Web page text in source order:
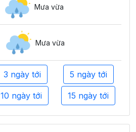
Mưa vừa
Mưa vừa
3 ngày tới 5 ngày tới
10 ngày tới 15 ngày tới